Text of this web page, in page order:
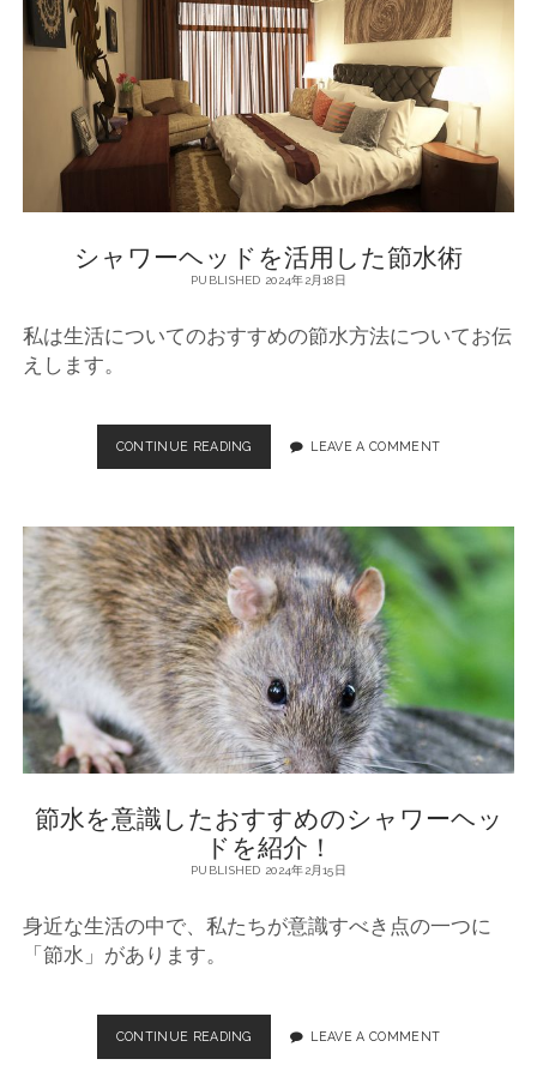
水
術
シャワーヘッドを活用した節水術
PUBLISHED 2024年2月18日
私は生活についてのおすすめの節水方法についてお伝
えします。
CONTINUE READING
ャ
ヘ
ッ
ド
を
活
用
し
た
節
水
術
LEAVE A COMMENT
節水を意識したおすすめのシャワーヘッ
ドを紹介！
PUBLISHED 2024年2月15日
身近な生活の中で、私たちが意識すべき点の一つに
「節水」があります。
CONTINUE READING
水
LEAVE A COMMENT